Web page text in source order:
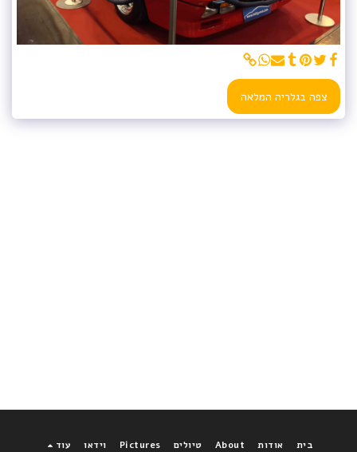
צפה בגלריה המלאה
בית אודות About טיולים Pictures וידאו עוד